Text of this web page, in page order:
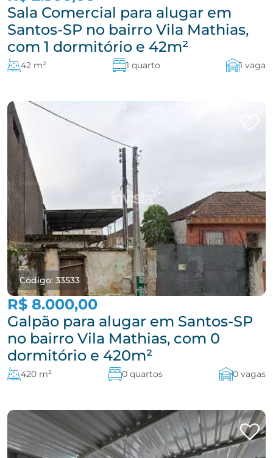
Sala Comercial para alugar em
Santos-SP no bairro Vila Mathias,
com 1 dormitório e 42m²
42 m² 1 quarto 1 vaga
Código: 33533
R$ 8.000,00
Galpão para alugar em Santos-SP
no bairro Vila Mathias, com 0
dormitório e 420m²
420 m² 0 quartos 0 vagas